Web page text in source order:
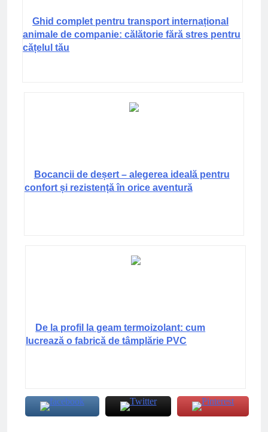
Ghid complet pentru transport internațional
animale de companie: călătorie fără stres pentru
cățelul tău
Bocancii de deșert – alegerea ideală pentru
confort și rezistență în orice aventură
De la profil la geam termoizolant: cum
lucrează o fabrică de tâmplărie PVC